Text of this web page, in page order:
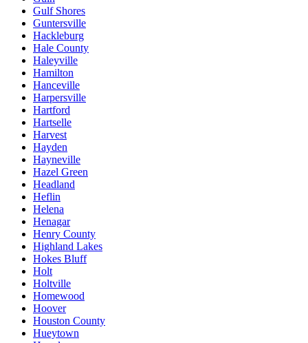
Gulf Shores
Guntersville
Hackleburg
Hale County
Haleyville
Hamilton
Hanceville
Harpersville
Hartford
Hartselle
Harvest
Hayden
Hayneville
Hazel Green
Headland
Heflin
Helena
Henagar
Henry County
Highland Lakes
Hokes Bluff
Holt
Holtville
Homewood
Hoover
Houston County
Hueytown